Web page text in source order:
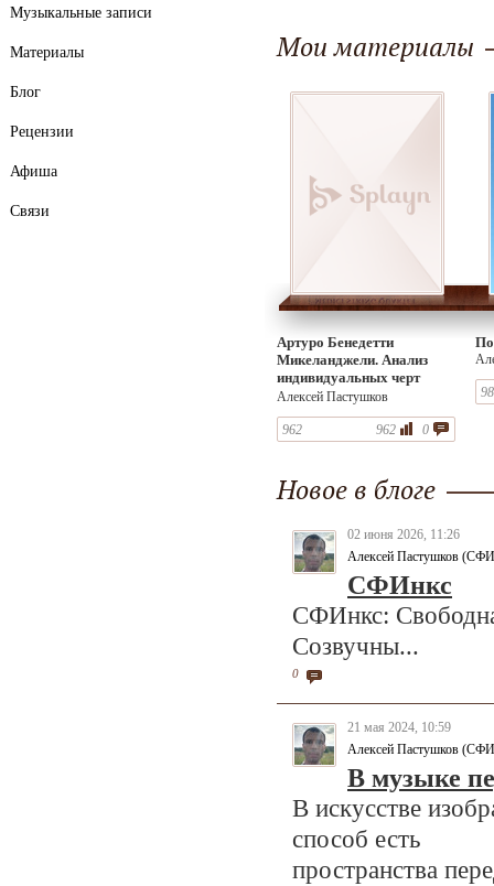
Музыкальные записи
Материалы
Блог
Рецензии
Афиша
Связи
Мои материалы
Артуро Бенедетти
Микеланджели. Анализ
индивидуальных черт
мастерства
Алексей Пастушков
962 0
962
Новое в блоге
02 июня 2026, 11:26
Алексей Пастушков
СФИнкс
СФИнкс:
Созвучны...
0
21 мая 2024, 10:59
Алексей Пастушков
В музыке
В искусстве
способ есть
пространства